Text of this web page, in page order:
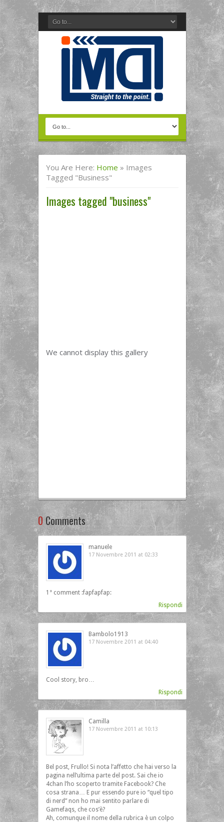
You Are Here: Home » Images
Tagged "business"
Images tagged "business"
We cannot display this gallery
0Comments
manuele
17 Novembre 2011 at 02:33
1° comment :fapfapfap:
Rispondi
Bambolo1913
17 Novembre 2011 at 04:40
Cool story, bro…
Rispondi
Camilla
17 Novembre 2011 at 10:13
Bel post, Frullo! Si nota l’affetto che hai verso la
pagina nell’ultima parte del post. Sai che io
4chan l’ho scoperto tramite Facebook? Che
cosa strana… E pur essendo pure io “quel tipo
di nerd” non ho mai sentito parlare di
Gamefaqs, che cos’è?
Ah, comunque il nome della rubrica è un colpo